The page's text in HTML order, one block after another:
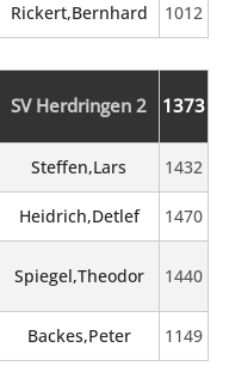
Rickert,Bernhard 1012
SV Herdringen 2 1373
Steffen,Lars 1432
Heidrich,Detlef 1470
Spiegel,Theodor 1440
Backes,Peter 1149